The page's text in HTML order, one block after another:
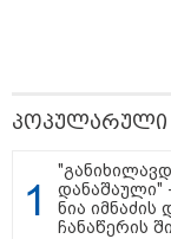
პოპულარული
დანაშაული"
ნია
ჩანაწერის